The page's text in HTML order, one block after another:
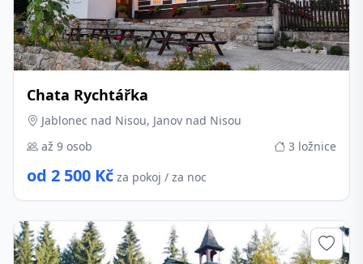
Chata Rychtářka
Jablonec nad Nisou, Janov nad Nisou
až 9 osob
3 ložnice
od 2 500 Kč za pokoj / za noc